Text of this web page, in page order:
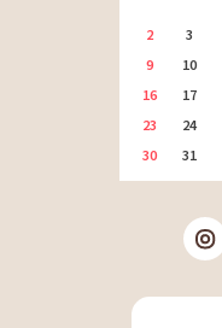
2
3
9
10
16
17
23
24
30
31